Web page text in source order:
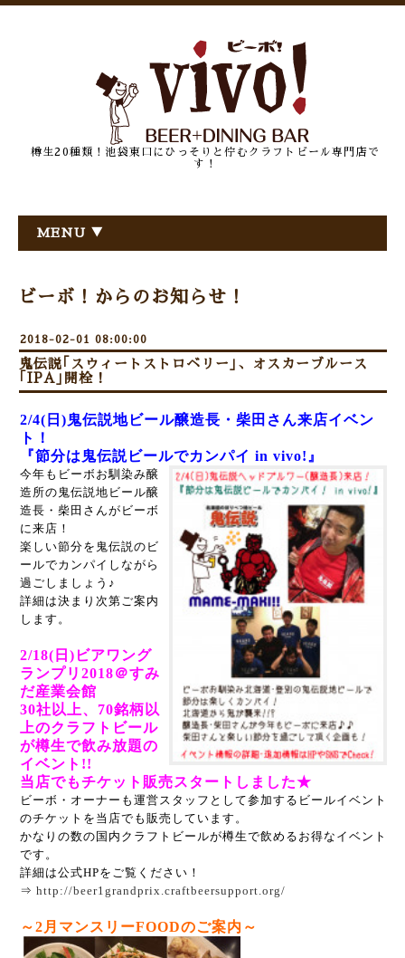
樽生20種類！池袋東口にひっそりと佇むクラフトビール専門店で
す！
MENU ▼
ビーボ！からのお知らせ！
2018-02-01 08:00:00
鬼伝説｢スウィートストロベリー｣、オスカーブルース
｢IPA｣開栓！
2/4(日)鬼伝説地ビール醸造長・柴田さん来店イベン
ト！
『節分は鬼伝説ビールでカンパイ in vivo! 』
今年もビーボお馴染み醸
造所の鬼伝説地ビール醸
造長・柴田さんがビーボ
に来店！
楽しい節分を鬼伝説のビ
ールでカンパイしながら
過ごしましょう♪
詳細は決まり次第ご案内
します。
2/18(日)ビアワング
ランプリ2018＠すみ
だ産業会館
30社以上、70銘柄以
上のクラフトビール
が樽生で飲み放題の
イベント!!
当店でもチケット販売スタートしました★
ビーボ・オーナーも運営スタッフとして参加するビールイベント
のチケットを当店でも販売しています。
かなりの数の国内クラフトビールが樽生で飲めるお得なイベント
です。
詳細は公式HPをご覧ください！
⇒ http://beer1grandprix.craftbeersupport.org/
～2月マンスリーFOODのご案内～